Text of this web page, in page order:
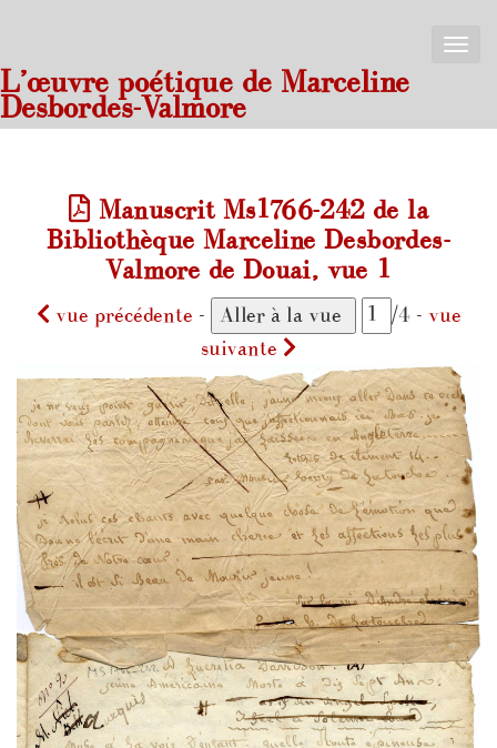
Toggle
L’œuvre poétique de Marceline
Desbordes-Valmore
Manuscrit Ms1766-242 de la
Bibliothèque Marceline Desbordes-
Valmore de Douai, vue 1
vue précédente - /4 - vue
suivante